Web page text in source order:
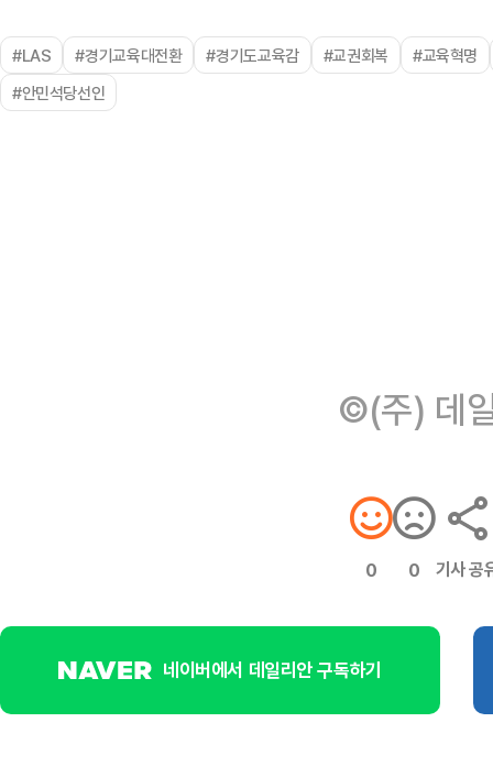
#LAS #경기교육대전환 #경기도교육감 #교권회복
#교육혁명
#안민석당선인
©(주) 데
0 0 기사 공
네이버에서 데일리안 구독하기